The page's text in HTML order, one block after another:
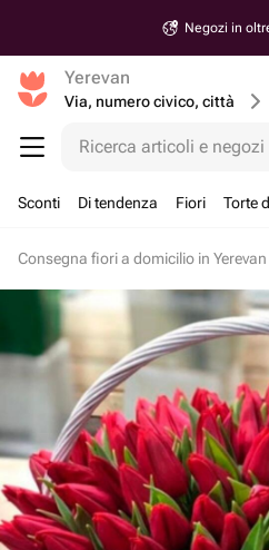
Negozi in
Yerevan
Via, numero civico, città
Ricerca articoli e negozi
Sconti Di tendenza Fiori Torte
Consegna fiori a domicilio in Yerevan